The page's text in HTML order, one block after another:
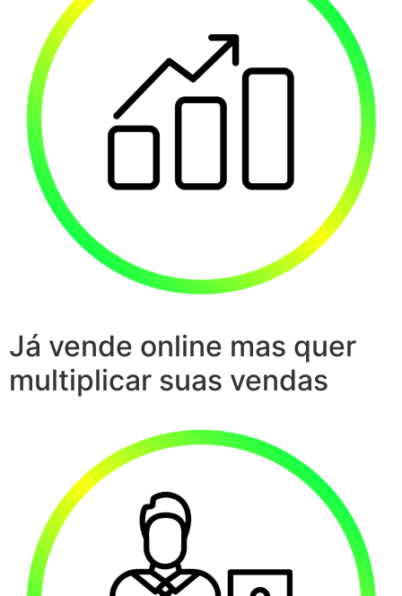
Já vende online mas quer
multiplicar suas vendas